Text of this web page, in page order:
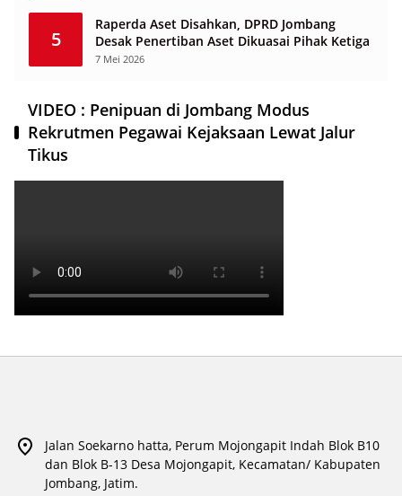
5
Raperda Aset Disahkan, DPRD Jombang
Desak Penertiban Aset Dikuasai Pihak Ketiga
7 Mei 2026
VIDEO : Penipuan di Jombang Modus
Rekrutmen Pegawai Kejaksaan Lewat Jalur
Tikus
Jalan Soekarno hatta, Perum Mojongapit Indah Blok B10
dan Blok B-13 Desa Mojongapit, Kecamatan/ Kabupaten
Jombang, Jatim.